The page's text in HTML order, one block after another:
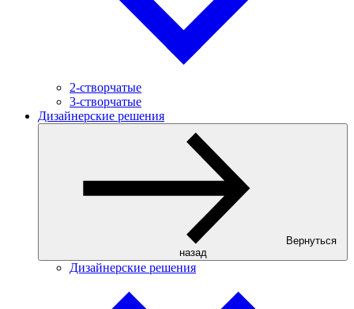
2-створчатые
3-створчатые
Дизайнерские решения
Вернуться
назад
Дизайнерские решения